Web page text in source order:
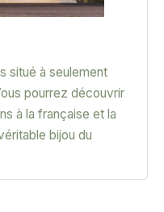
situé à seulement
pourrez découvrir
à la française et la
bijou du